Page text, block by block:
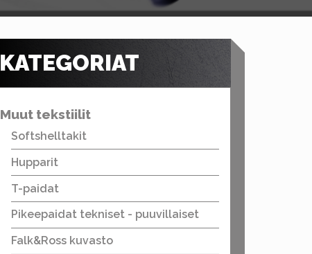
KATEGORIAT
Muut tekstiilit
Softshelltakit
Hupparit
T-paidat
Pikeepaidat tekniset - puuvillaiset
Falk&Ross kuvasto